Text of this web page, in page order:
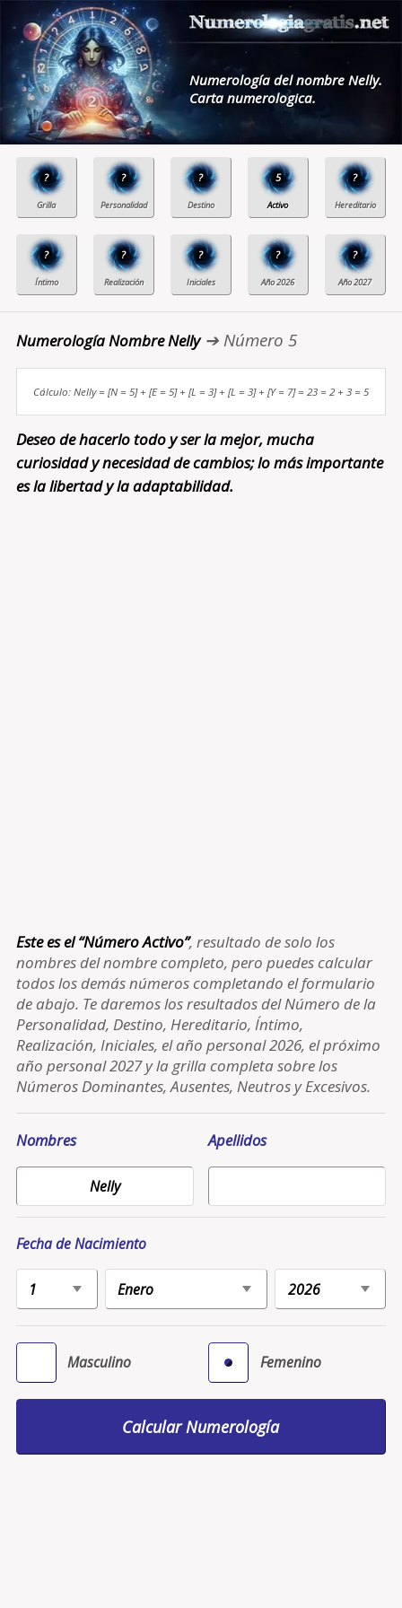
Numerología del nombre Nelly.
Carta numerologica.
? ? ? 5 ?
? ? ? ? ?
Numerología Nombre Nelly➔ Número 5
Cálculo: Nelly = [N = 5] + [E = 5] + [L = 3] + [L = 3] + [Y = 7] = 23 = 2 + 3 = 5
Deseo de hacerlo todo y ser la mejor, mucha
curiosidad y necesidad de cambios; lo más importante
es la libertad y la adaptabilidad.
Este es el “Número Activo”, resultado de solo los
nombres del nombre completo, pero puedes calcular
todos los demás números completando el formulario
de abajo. Te daremos los resultados del Número de la
Personalidad, Destino, Hereditario, Íntimo,
Realización, Iniciales, el año personal 2026, el próximo
año personal 2027 y la grilla completa sobre los
Números Dominantes, Ausentes, Neutros y Excesivos.
Nombres Apellidos
Fecha de Nacimiento
Masculino Femenino